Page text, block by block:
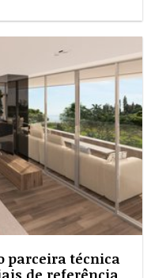
parceira técnica
de referência